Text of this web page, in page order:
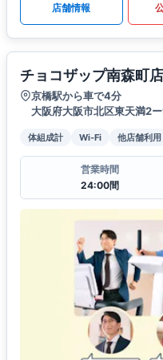
店舗情報
チョコザップ南森町店
京橋駅から車で4分
大阪府大阪市北区東天満2
体組成計 Wi-Fi 他店舗利用
営業時間
24:00間